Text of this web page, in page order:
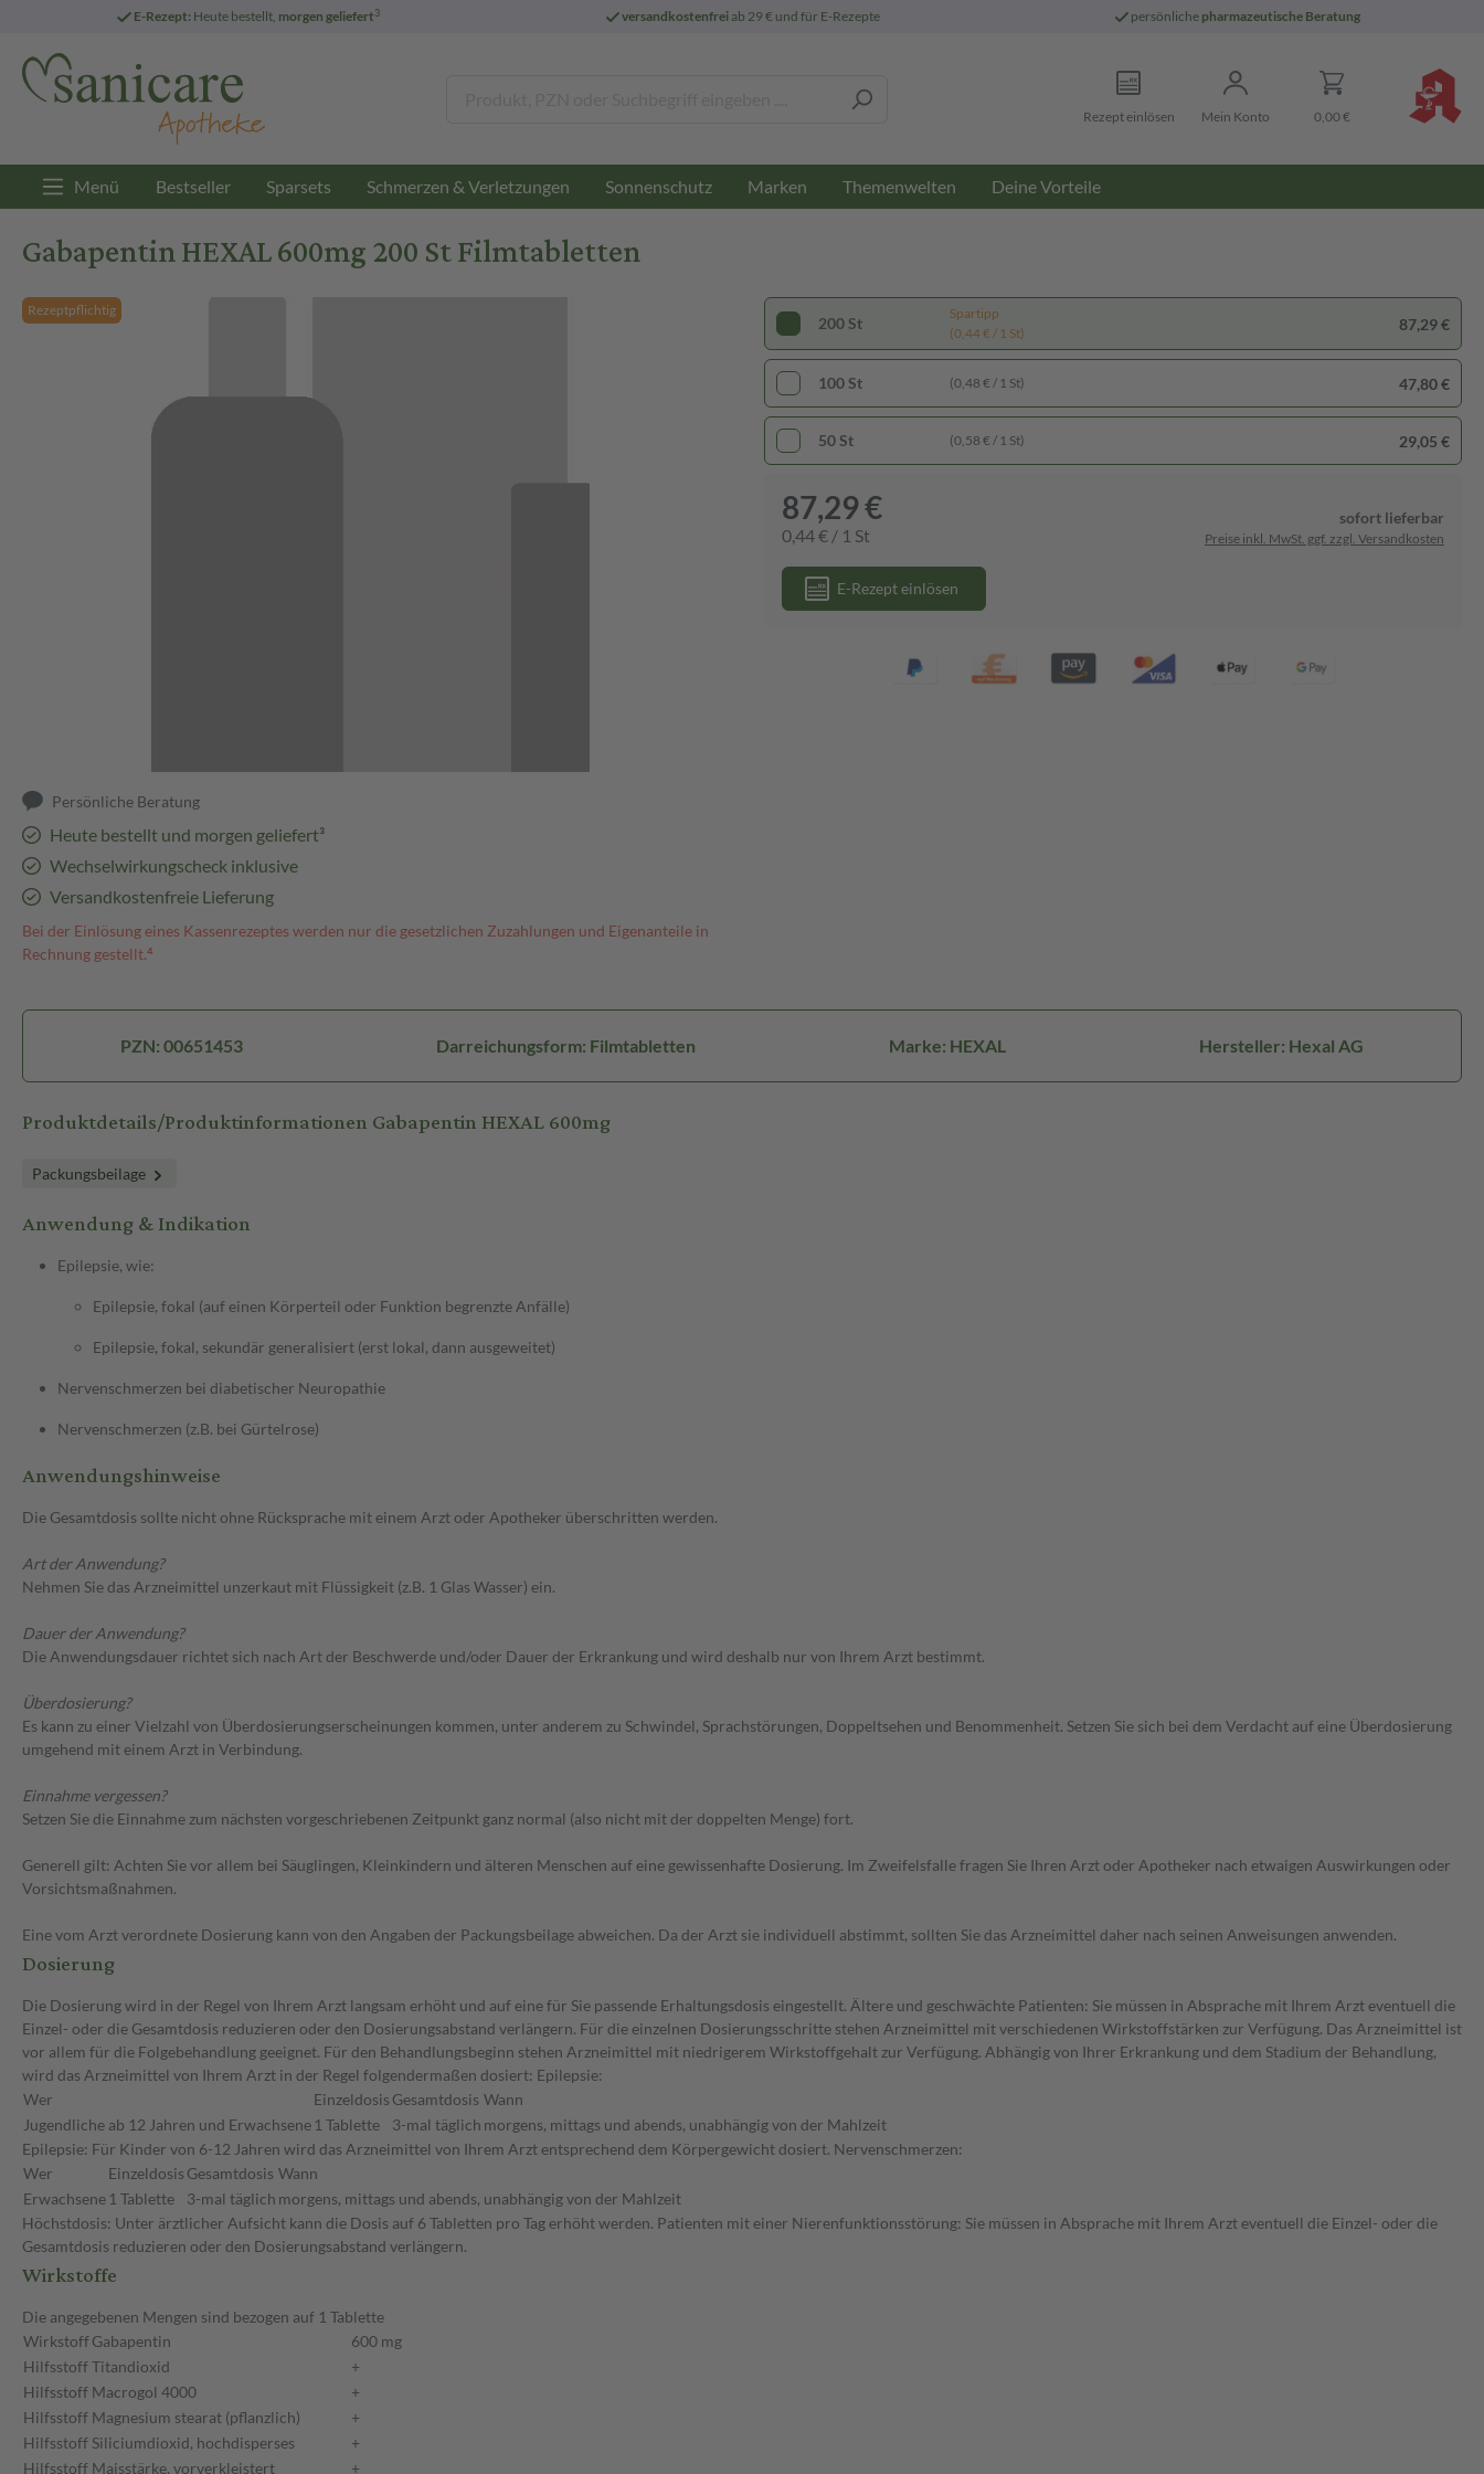
E-Rezept: Heute bestellt, morgen geliefert3 versandkostenfreiab 29 € und für E-Rezepte persönliche pharmazeutische Beratung
Rezept einlösen Mein Konto 0,00 €
Menü Bestseller Sparsets Schmerzen & Verletzungen Sonnenschutz Marken Themenwelten Deine Vorteile
Gabapentin HEXAL 600mg 200 St Filmtabletten
Rezeptpflichtig
Persönliche Beratung
Heute bestellt und morgen geliefert³
Wechselwirkungscheck inklusive
Versandkostenfreie Lieferung
Bei der Einlösung eines Kassenrezeptes werden nur die gesetzlichen Zuzahlungen und Eigenanteile in
Rechnung gestellt.⁴
200 St
Spartipp
(0,44 € / 1 St)
87,29 €
100 St (0,48 € / 1 St) 47,80 €
50 St (0,58 € / 1 St) 29,05 €
87,29 €
0,44 € / 1 St
sofort lieferbar
Preise inkl. MwSt. ggf. zzgl. Versandkosten
E-Rezept einlösen
PZN: 00651453 Darreichungsform: Filmtabletten Marke: HEXAL Hersteller: Hexal AG
Produktdetails/Produktinformationen Gabapentin HEXAL 600mg
Packungsbeilage
Anwendung & Indikation
Epilepsie, wie:
Epilepsie, fokal (auf einen Körperteil oder Funktion begrenzte Anfälle)
Epilepsie, fokal, sekundär generalisiert (erst lokal, dann ausgeweitet)
Nervenschmerzen bei diabetischer Neuropathie
Nervenschmerzen (z.B. bei Gürtelrose)
Anwendungshinweise
Die Gesamtdosis sollte nicht ohne Rücksprache mit einem Arzt oder Apotheker überschritten werden.
Art der Anwendung?
Nehmen Sie das Arzneimittel unzerkaut mit Flüssigkeit (z.B. 1 Glas Wasser) ein.
Dauer der Anwendung?
Die Anwendungsdauer richtet sich nach Art der Beschwerde und/oder Dauer der Erkrankung und wird deshalb nur von Ihrem Arzt bestimmt.
Überdosierung?
Es kann zu einer Vielzahl von Überdosierungserscheinungen kommen, unter anderem zu Schwindel, Sprachstörungen, Doppeltsehen und Benommenheit. Setzen Sie sich bei dem Verdacht auf eine Überdosierung
umgehend mit einem Arzt in Verbindung.
Einnahme vergessen?
Setzen Sie die Einnahme zum nächsten vorgeschriebenen Zeitpunkt ganz normal (also nicht mit der doppelten Menge) fort.
Generell gilt: Achten Sie vor allem bei Säuglingen, Kleinkindern und älteren Menschen auf eine gewissenhafte Dosierung. Im Zweifelsfalle fragen Sie Ihren Arzt oder Apotheker nach etwaigen Auswirkungen oder
Vorsichtsmaßnahmen.
Eine vom Arzt verordnete Dosierung kann von den Angaben der Packungsbeilage abweichen. Da der Arzt sie individuell abstimmt, sollten Sie das Arzneimittel daher nach seinen Anweisungen anwenden.
Dosierung
Die Dosierung wird in der Regel von Ihrem Arzt langsam erhöht und auf eine für Sie passende Erhaltungsdosis eingestellt. Ältere und geschwächte Patienten: Sie müssen in Absprache mit Ihrem Arzt eventuell die
Einzel- oder die Gesamtdosis reduzieren oder den Dosierungsabstand verlängern. Für die einzelnen Dosierungsschritte stehen Arzneimittel mit verschiedenen Wirkstoffstärken zur Verfügung. Das Arzneimittel ist
vor allem für die Folgebehandlung geeignet. Für den Behandlungsbeginn stehen Arzneimittel mit niedrigerem Wirkstoffgehalt zur Verfügung. Abhängig von Ihrer Erkrankung und dem Stadium der Behandlung,
wird das Arzneimittel von Ihrem Arzt in der Regel folgendermaßen dosiert: Epilepsie:
Wer
Einzeldosis Gesamtdosis Wann
Jugendliche ab 12 Jahren und Erwachsene 1 Tablette 3-mal täglich morgens, mittags und abends, unabhängig von der Mahlzeit
Epilepsie: Für Kinder von 6-12 Jahren wird das Arzneimittel von Ihrem Arzt entsprechend dem Körpergewicht dosiert. Nervenschmerzen:
Wer
Einzeldosis Gesamtdosis Wann
Erwachsene 1 Tablette 3-mal täglich morgens, mittags und abends, unabhängig von der Mahlzeit
Höchstdosis: Unter ärztlicher Aufsicht kann die Dosis auf 6 Tabletten pro Tag erhöht werden. Patienten mit einer Nierenfunktionsstörung: Sie müssen in Absprache mit Ihrem Arzt eventuell die Einzel- oder die
Gesamtdosis reduzieren oder den Dosierungsabstand verlängern.
Wirkstoffe
Die angegebenen Mengen sind bezogen auf 1 Tablette
WirkstoffGabapentin
600 mg
HilfsstoffTitandioxid
+
Hilfsstoff Macrogol 4000
+
Hilfsstoff Magnesium stearat (pflanzlich)
+
Hilfsstoff Siliciumdioxid, hochdisperses
+
Hilfsstoff Maisstärke, vorverkleistert +